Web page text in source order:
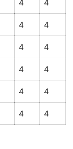
4 4
4 4
4 4
4 4
4 4
4 4